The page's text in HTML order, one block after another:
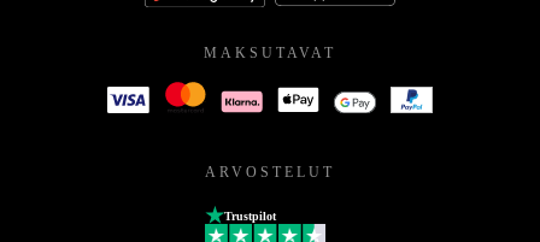
MAKSUTAVAT
ARVOSTELUT
Trustpilot